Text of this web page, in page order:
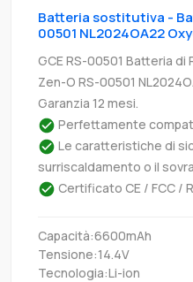
Batteria sostitutiva -
00501 NL2024OA22
GCE RS-00501 Batteria di
Zen-O RS-00501
Garanzia 12 mesi.
Perfettamente
Le caratteristiche di
surriscaldamento o il
Certificato CE / FCC /
Capacità:6600mAh
Tensione:14.4V
Tecnologia:Li-ion